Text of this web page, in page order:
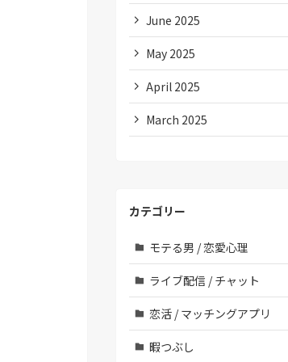
June 2025
May 2025
April 2025
March 2025
カテゴリー
モテる男 / 恋愛心理
ライブ配信 / チャット
恋活 / マッチングアプリ
暇つぶし